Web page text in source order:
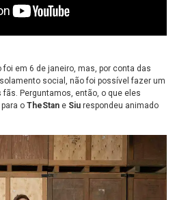
foi em 6 de janeiro, mas, por conta das
social, não foi possível fazer um
Perguntamos, então, o que eles
o TheStan e Siu respondeu animado